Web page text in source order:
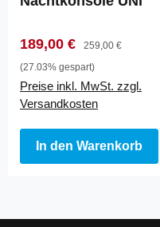
Verkaufspreis:
189,00 € Regulärer Preis:
259,00 €
(27.03% gespart)
Preise inkl. MwSt. zzgl.
Versandkosten
In den Warenkorb